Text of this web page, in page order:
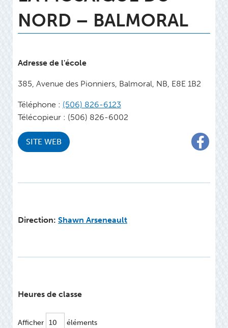
NORD – BALMORAL​
Adresse de l'école
385, Avenue des Pionniers, Balmoral, NB, E8E 1B2
Téléphone : (506) 826-6123
Télécopieur : (506) 826-6002
SITE WEB
Direction: Shawn Arseneault
Heures de classe
Afficher éléments